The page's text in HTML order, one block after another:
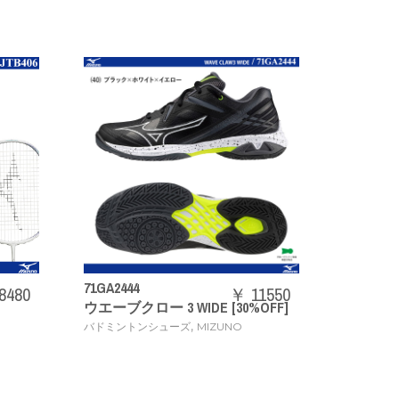
71GA2444
ウエーブクロー 3 WIDE [30%OFF]
バドミントンシューズ,MIZUNO
￥ 11550